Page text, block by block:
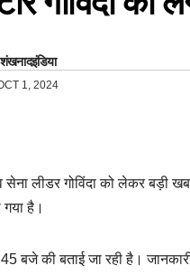
शंखनादइंडिया
1, 2024
लीडर गोविंदा को लेकर बड़ी
गया है।
बजे की बताई जा रही है।